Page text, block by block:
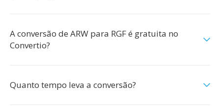
A conversão de ARW para RGF é gratuita no
Convertio?
Quanto tempo leva a conversão?